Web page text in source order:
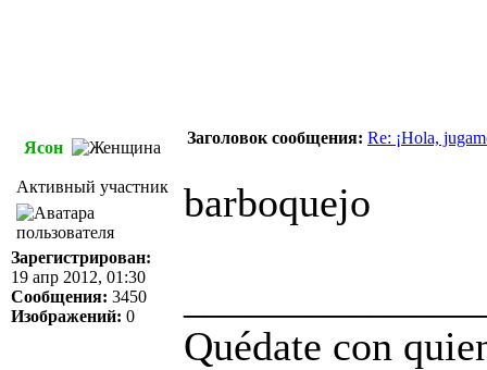
Ясон
Заголовок сообщения: Re: ¡Hola,
Активный участник
Зарегистрирован:
19 апр 2012, 01:30
Сообщения: 3450
Изображений: 0
barboquejo
Quédate con